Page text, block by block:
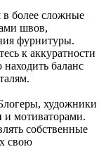
в более сложные
швов,
фурнитуры.
к аккуратности
баланс
художники
и мотиваторами.
собственные
свою